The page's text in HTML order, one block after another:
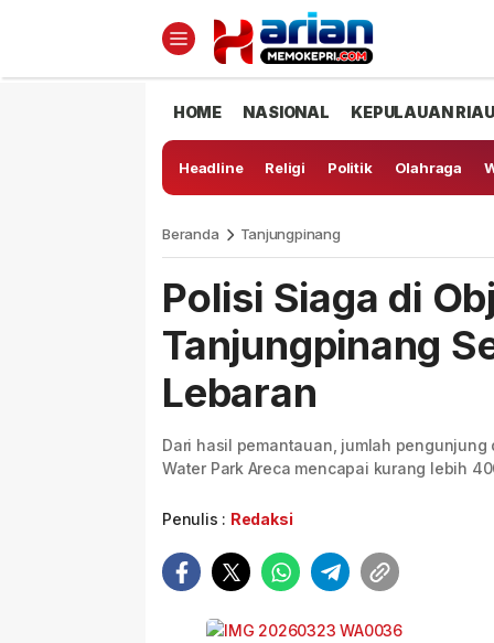
HOME NASIONAL KEPULAUAN RIAU
Headline Religi Politik Olahraga
Beranda Tanjungpinang
Polisi Siaga di
Tanjungpinang
Lebaran
Dari hasil pemantauan, jumlah
Water Park Areca mencapai kurang lebih
Penulis : Redaksi